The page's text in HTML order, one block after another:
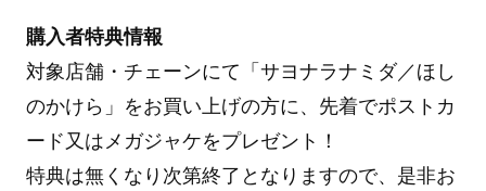
購入者特典情報
対象店舗・チェーンにて「サヨナラナミダ／ほし
のかけら」をお買い上げの方に、先着でポストカ
ード又はメガジャケをプレゼント！
特典は無くなり次第終了となりますので、是非お